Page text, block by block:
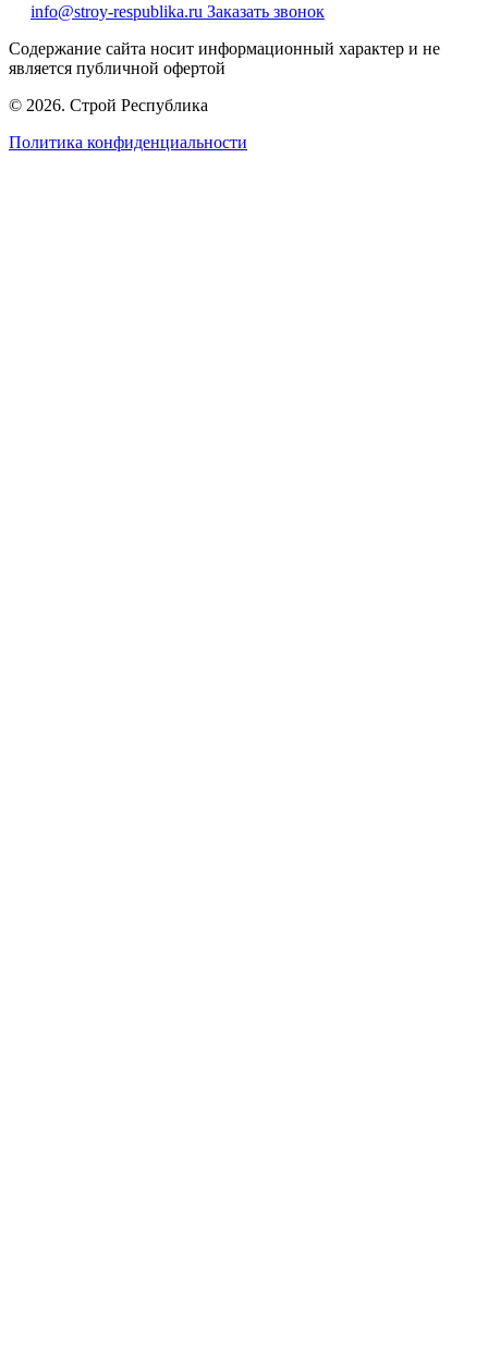
info@stroy-respublika.ru Заказать звонок
Содержание сайта носит информационный характер и не
является публичной офертой
© 2026. Строй Республика
Политика конфиденциальности